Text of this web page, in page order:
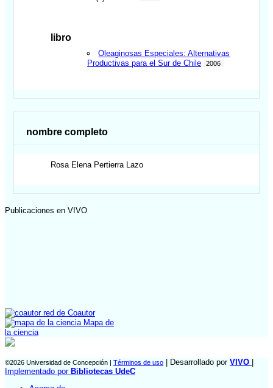
libro
Oleaginosas Especiales: Alternativas
Productivas para el Sur de Chile
2006
nombre completo
Rosa Elena Pertierra Lazo
Publicaciones en VIVO
red de Coautor
Mapa de
la ciencia
©2026 Universidad de Concepción | Términos de uso | Desarrollado por VIVO |
Implementado por Bibliotecas UdeC